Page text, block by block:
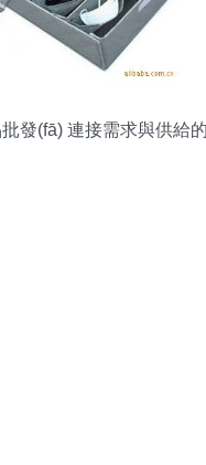
發(fā) 連接需求與供給